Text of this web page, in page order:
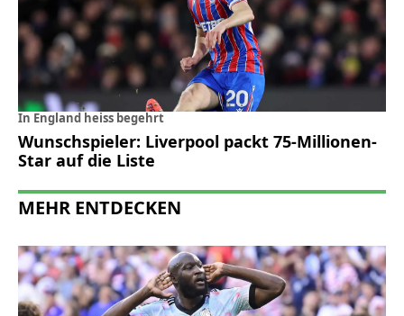
In England heiss begehrt
Wunschspieler: Liverpool packt 75-Millionen-
Star auf die Liste
MEHR ENTDECKEN